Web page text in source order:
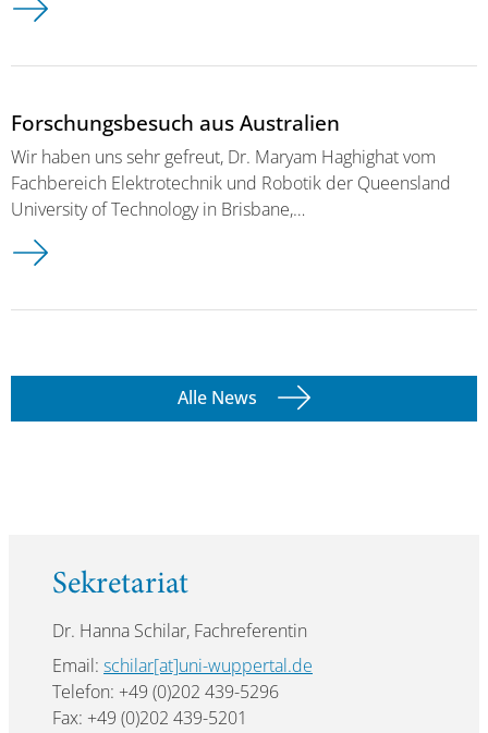
Forschungsbesuch aus Australien
Wir haben uns sehr gefreut, Dr. Maryam Haghighat vom
Fachbereich Elektrotechnik und Robotik der Queensland
University of Technology in Brisbane,…
Alle News
Sekretariat
Dr. Hanna Schilar, Fachreferentin
Email: schilar[at]uni-wuppertal.de
Telefon: +49 (0)202 439-5296
Fax: +49 (0)202 439-5201